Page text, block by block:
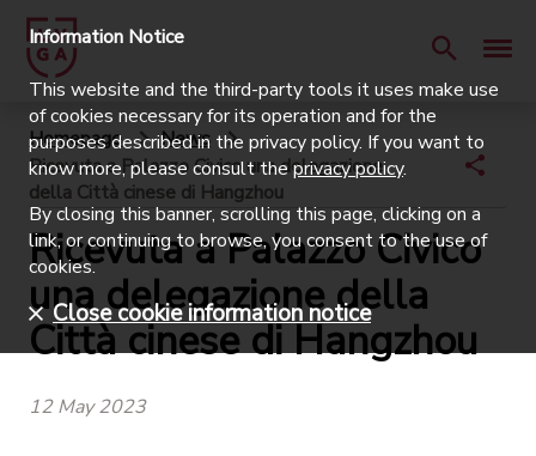
Homepage
News
Ricevuta a Palazzo Civico una delegazione
della Città cinese di Hangzhou
Ricevuta a Palazzo Civico
una delegazione della
Città cinese di Hangzhou
12 May 2023
Information Notice
This website and the third-party tools it uses make use
of cookies necessary for its operation and for the
purposes described in the privacy policy. If you want to
know more, please consult theprivacy policy.
By closing this banner, scrolling this page, clicking on a
link, or continuing to browse, you consent to the use of
cookies.
Close cookie information notice